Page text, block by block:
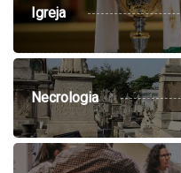
Igreja
Necrologia